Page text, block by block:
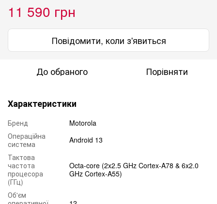
11 590 грн
Повідомити, коли з'явиться
До обраного Порівняти
Характеристики
Бренд
Motorola
Операційна
система
Android 13
Тактова
частота
процесора
(ГГц)
Octa-core (2x2.5 GHz Cortex-A78 & 6x2.0
GHz Cortex-A55)
Об'єм